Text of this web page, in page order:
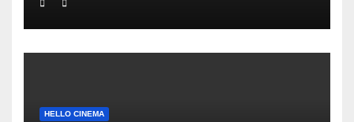
HELLO CINEMA